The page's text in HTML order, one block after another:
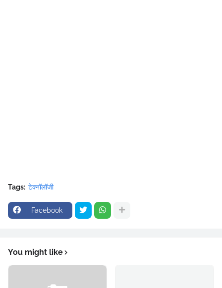
Tags: टेक्नॉलॉजी
Facebook
You might like